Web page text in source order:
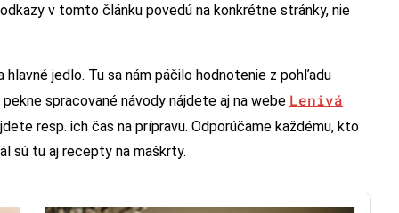
v tomto článku povedú na konkrétne stránky, nie
jedlo. Tu sa nám páčilo hodnotenie z pohľadu
spracované návody nájdete aj na webe Lenivá
resp. ich čas na prípravu. Odporúčame každému, kto
sú tu aj recepty na maškrty.